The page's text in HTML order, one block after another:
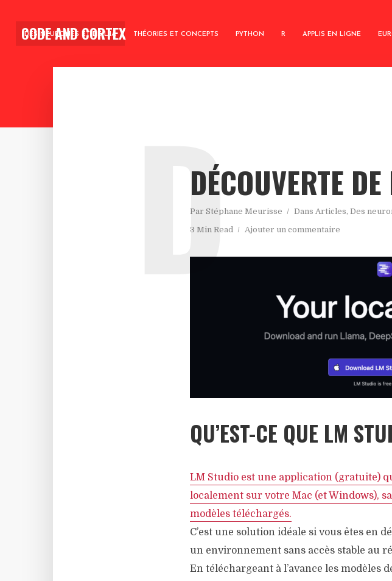
CODE AND CORTEX
DES NEURONES ET DE L’IA THÉORIES ET CONCEPTS PYTHON R APPLIS EN LIGNE
DÉCOUVERTE
Par Stéphane Meurisse Dans Articles, Des
3 Min Read
Ajouter un commentaire
D
QU’EST-CE QUE LM
LM Studio est une application (gratuite)
localement sur votre Mac (et Windows),
modèles téléchargés.
C’est une solution idéale si vous êtes en
un environnement sans accès stable au
En téléchargeant à l’avance les modèles